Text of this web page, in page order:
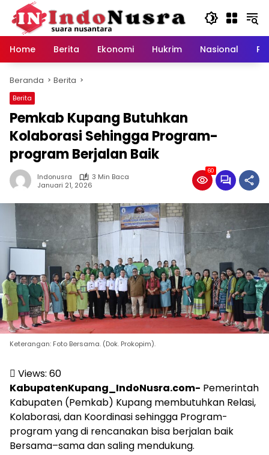
Langsung
konten
Home
Berita Ekonomi Hukrim Nasional
Beranda Berita
Berita
Pemkab Kupang Butuhkan
Kolaborasi Sehingga Program-
program Berjalan Baik
Indonusra
3 Min Baca
Januari 21, 2026
60
Keterangan: Foto Bersama. (Dok. Prokopim).
Views: 60
KabupatenKupang_IndoNusra.com- Pemerintah
Kabupaten (Pemkab) Kupang membutuhkan Relasi,
Kolaborasi, dan Koordinasi sehingga Program-
program yang di rencanakan bisa berjalan baik
Bersama–sama dan saling mendukung.